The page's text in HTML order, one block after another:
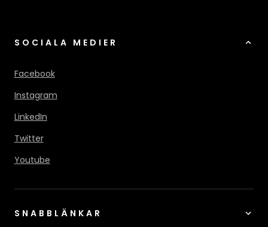
SOCIALA MEDIER
Facebook
Instagram
LinkedIn
Twitter
Youtube
SNABBLÄNKAR